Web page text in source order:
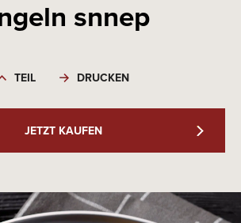
snnep
TEIL DRUCKEN
JETZT KAUFEN